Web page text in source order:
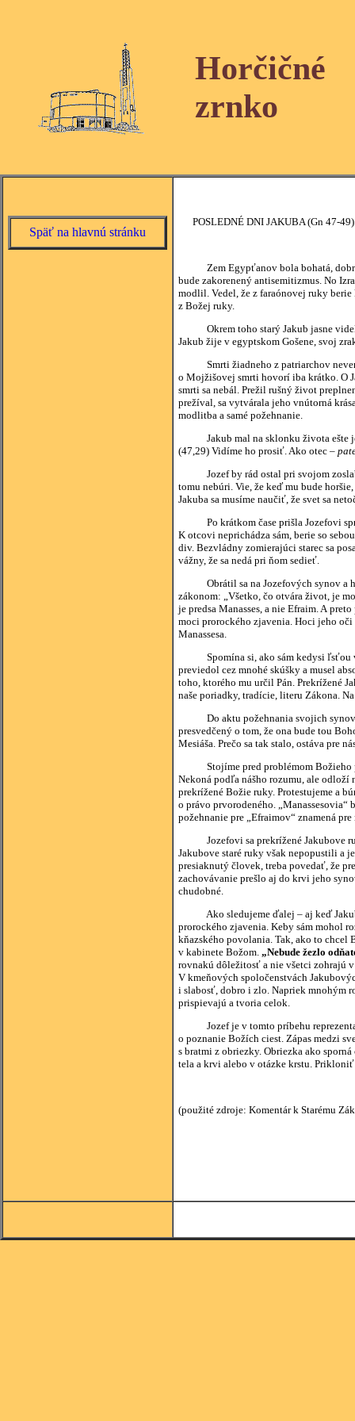
Horčičné
zrnko
Späť na hlavnú stránku
POSLEDNÉ DNI JAKUBA (Gn 47-49)
Zem Egypťanov bola bohatá, dobre
bude zakorenený antisemitizmus. No
modlil. Vedel, že z faraónovej ruky
z Božej ruky.
Okrem toho starý Jakub jasne videl,
Jakub žije v egyptskom Gošene, svoj
Smrti žiadneho z patriarchov
o Mojžišovej smrti hovorí iba krátko. O
smrti sa nebál. Prežil rušný život
prežíval, sa vytvárala jeho vnútorná
modlitba a samé požehnanie.
Jakub mal na sklonku života ešte
(47,29) Vidíme ho prosiť. Ako otec –
Jozef by rád ostal pri svojom
tomu nebúri. Vie, že keď mu bude
Jakuba sa musíme naučiť, že svet sa
Po krátkom čase prišla Jozefovi
K otcovi neprichádza sám, berie so
div. Bezvládny zomierajúci starec sa
vážny, že sa nedá pri ňom sedieť.
Obrátil sa na Jozefových synov a
zákonom: „Všetko, čo otvára život, je
je predsa Manasses, a nie Efraim. A
moci prorockého zjavenia. Hoci jeho
Manassesa.
Spomína si, ako sám kedysi ľsťou
previedol cez mnohé skúšky a musel
toho, ktorého mu určil Pán. Prekrížené
naše poriadky, tradície, literu Zákona.
Do aktu požehnania svojich synov
presvedčený o tom, že ona bude tou
Mesiáša. Prečo sa tak stalo, ostáva pre
Stojíme pred problémom Božieho
Nekoná podľa nášho rozumu, ale odloží
prekrížené Božie ruky. Protestujeme a
o právo prvorodeného.
požehnanie pre „Efraimov“ znamená
Jozefovi sa prekrížené Jakubove
Jakubove staré ruky však nepopustili a
presiaknutý človek, treba povedať, že
zachovávanie prešlo aj do krvi jeho
chudobné.
Ako sledujeme ďalej – aj keď Jakub
prorockého zjavenia. Keby sám mohol
kňazského povolania. Tak, ako to chcel
v kabinete Božom. „Nebude žezlo
rovnakú dôležitosť a nie všetci zohrajú
V kmeňových spoločenstvách
i slabosť, dobro i zlo. Napriek mnohým
prispievajú a tvoria celok.
Jozef je v tomto príbehu
o poznanie Božích ciest. Zápas medzi
s bratmi z obriezky. Obriezka ako
tela a krvi alebo v otázke krstu.
(použité zdroje: Komentár k Starému